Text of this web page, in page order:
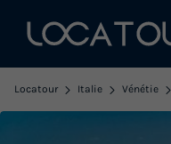
Locatour Italie Vénétie